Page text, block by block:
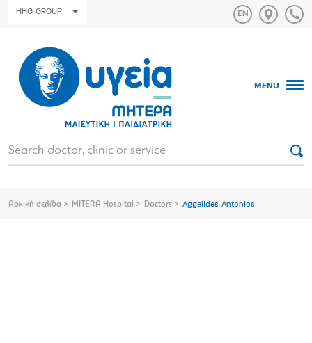
HHG GROUP
MENU
Αρχική σελίδα MITERA Hospital Doctors Aggelides Antonios